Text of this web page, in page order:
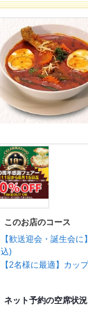
このお店のコース
【歓送迎会・誕生会
込)
【2名様に最適】カ
ネット予約の空席状況